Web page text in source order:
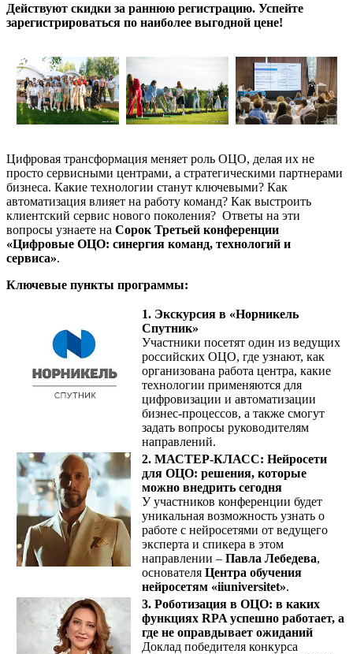
Действуют скидки за раннюю регистрацию. Успейте
зарегистрироваться по наиболее выгодной цене!
Цифровая трансформация меняет роль ОЦО, делая их не
просто сервисными центрами, а стратегическими партнерами
бизнеса. Какие технологии станут ключевыми? Как
автоматизация влияет на работу команд? Как выстроить
клиентский сервис нового поколения? Ответы на эти
вопросы узнаете на Сорок Третьей конференции
«Цифровые ОЦО: синергия команд, технологий и
сервиса».
Ключевые пункты программы:
1. Экскурсия в «Норникель
Спутник»
Участники посетят один из ведущих
российских ОЦО, где узнают, как
организована работа центра, какие
технологии применяются для
цифровизации и автоматизации
бизнес-процессов, а также смогут
задать вопросы руководителям
направлений.
2. МАСТЕР-КЛАСС: Нейросети
для ОЦО: решения, которые
можно внедрить сегодня
У участников конференции будет
уникальная возможность узнать о
работе с нейросетями от ведущего
эксперта и спикера в этом
направлении – Павла Лебедева,
основателя Центра обучения
нейросетям «iiuniversitet».
3. Роботизация в ОЦО: в каких
функциях RPA успешно работает, а
где не оправдывает ожиданий
Доклад победителя конкурса